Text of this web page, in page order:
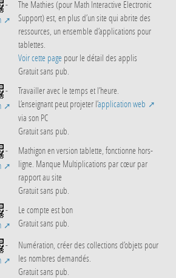
-
The Mathies (pour Math Interactive Electronic
Support) est, en plus d’un site qui abrite des
ressources, un ensemble d’applications pour
tablettes.
Voir cette pagepour le détail des applis
Gratuit sans pub.
-
Travailler avec le temps et l’heure.
L’enseignant peut projeter l’application web
via son PC
Gratuit sans pub.
-
Mathigon en version tablette, fonctionne hors-
ligne. Manque Multiplications par cœur par
rapport au site
Gratuit sans pub.
-
Le compte est bon
Gratuit sans pub.
-
Numération, créer des collections d’objets pour
les nombres demandés.
Gratuit sans pub.